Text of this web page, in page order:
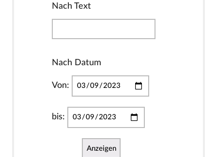
Nach Text
Nach Datum
Von:
bis:
Anzeigen